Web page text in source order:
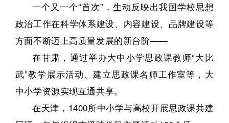
一个又一个“首次”，生动反映出我国学校思想
政治工作在科学体系建设、内容建设、品牌建设等
方面不断迈上高质量发展的新台阶——
在甘肃，通过举办大中小学思政课教师“大比
武”教学展示活动、建立思政课名师工作室等，大
中小学资源实现互通共享。
在天津，1400所中小学与高校开展思政课共建